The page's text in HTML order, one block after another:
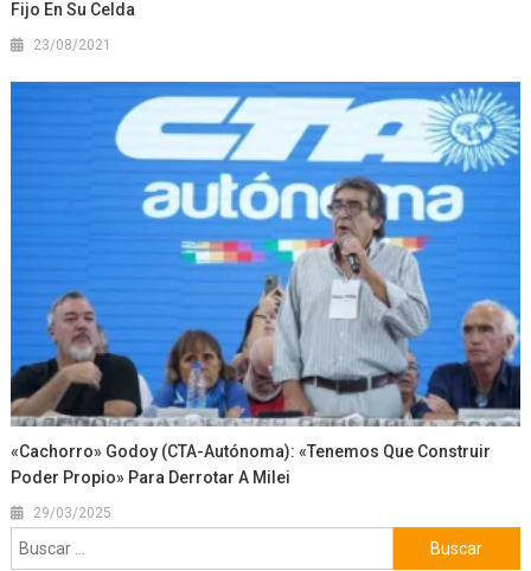
Fijo En Su Celda
23/08/2021
«Cachorro» Godoy (CTA-Autónoma): «Tenemos Que Construir
Poder Propio» Para Derrotar A Milei
29/03/2025
Buscar: